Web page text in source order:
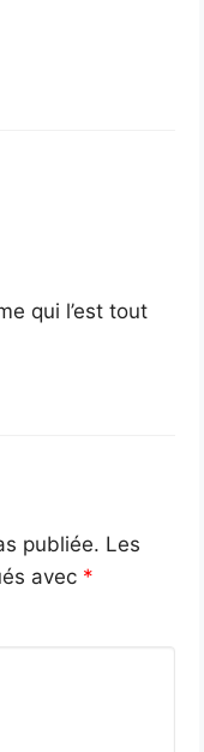
qui l’est tout
publiée. Les
avec *